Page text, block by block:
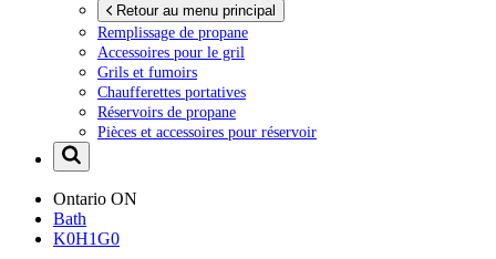
Retour au menu principal
Remplissage de propane
Accessoires pour le gril
Grils et fumoirs
Chaufferettes portatives
Réservoirs de propane
Pièces et accessoires pour réservoir
Ontario ON
Bath
K0H1G0